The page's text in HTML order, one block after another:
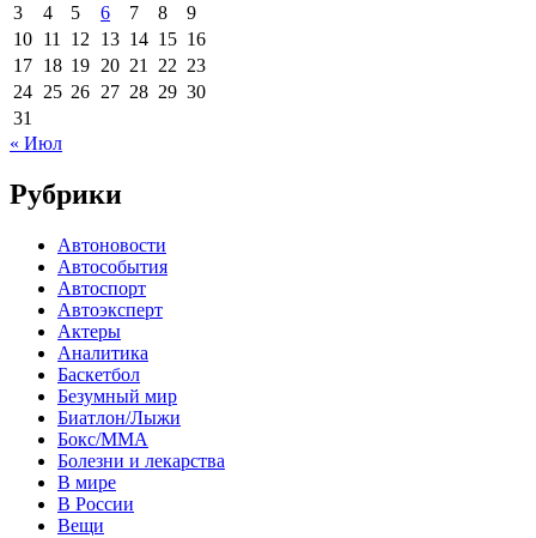
3
4 5 6 7 8
9
10 11 12 13 14 15 16
17 18 19 20 21 22 23
24 25 26 27 28 29 30
31
« Июл
Рубрики
Автоновости
Автособытия
Автоспорт
Автоэксперт
Актеры
Аналитика
Баскетбол
Безумный мир
Биатлон/Лыжи
Бокс/MMA
Болезни и лекарства
В мире
В России
Вещи